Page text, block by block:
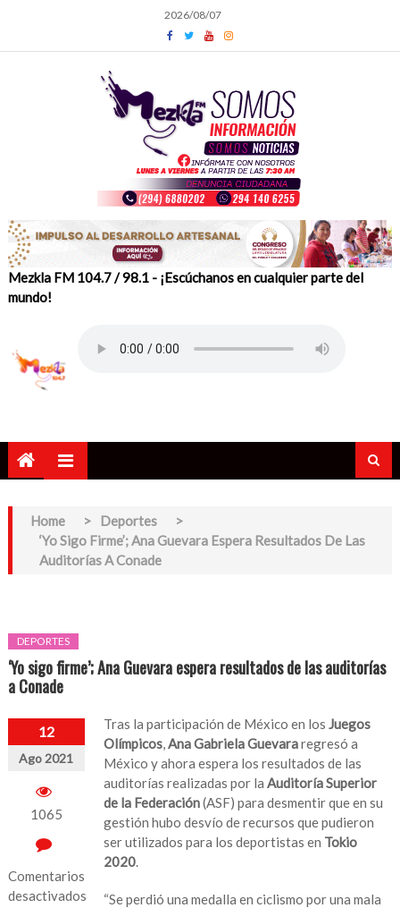
content
2026/08/07
Mezkla FM 104.7 / 98.1 - ¡Escúchanos en cualquier parte del
mundo!
Home > Deportes
>
‘Yo Sigo Firme’; Ana Guevara Espera Resultados De Las
Auditorías A Conade
DEPORTES
‘Yo sigo firme’; Ana Guevara espera resultados de las auditorías
a Conade
12
Ago 2021
1065
Comentarios
desactivados
Tras la participación de México en los Juegos
Olímpicos Ana GabrielaGuevararegresó a
México y ahora espera los resultados de las
auditorías realizadas por la Auditoría Superior
de la Federación(ASF) para desmentir que en su
gestión hubo desvío de recursos que pudieron
ser utilizados para los deportistas en Tokio
2020
“Se perdió una medalla en ciclismo por una mala